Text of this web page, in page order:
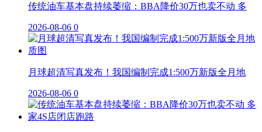
传统油车基本盘持续萎缩：BBA降价30万也卖不动 多
2026-08-06 0
月球超清写真发布！我国编制完成1:500万新版全月地
2026-08-06 0